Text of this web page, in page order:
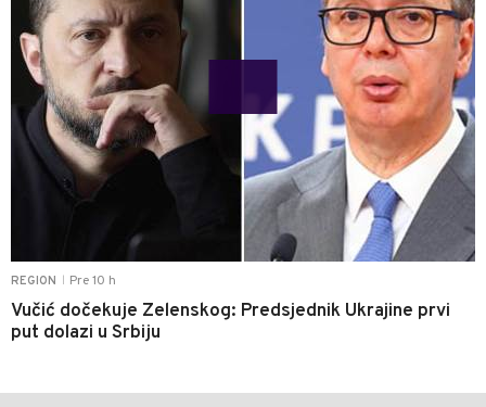
REGION Pre 10 h
Vučić dočekuje Zelenskog: Predsjednik Ukrajine prvi
put dolazi u Srbiju